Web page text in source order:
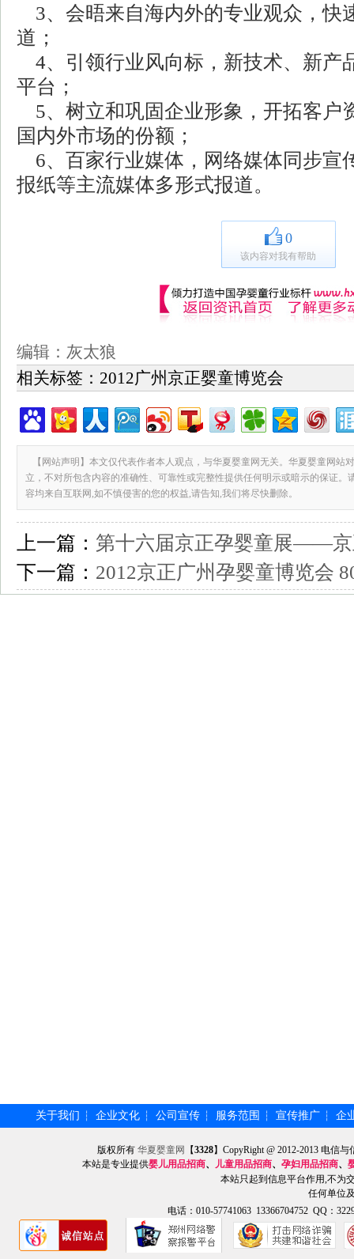
3、会晤来自海内外的专业观众，快
道；
4、引领行业风向标，新技术、新产
平台；
5、树立和巩固企业形象，开拓客户
国内外市场的份额；
6、百家行业媒体，网络媒体同步宣
报纸等主流媒体多形式报道。
0
该内容对我有帮助
编辑：灰太狼
相关标签： 2012广州京正婴童博览会
【网站声明】本文仅代表作者本人观点，与华夏婴童网无关。华夏婴童网站
立，不对所包含内容的准确性、可靠性或完整性提供任何明示或暗示的保证。
容均来自互联网,如不慎侵害的您的权益,请告知,我们将尽快删除。
上一篇： 第十六届京正孕婴童展——京
下一篇： 2012京正广州孕婴童博览会
关于我们 ┆ 企业文化 ┆ 公司宣传 ┆ 服务范围 ┆ 宣传推广 ┆ 企
版权所有华夏婴童网 【3328】CopyRight @ 2012-2013 电信
本站是专业提供婴儿用品招商、 儿童用品招商、 孕妇用品招商、
本站只起到信息平台作用,不为
任何单位
电话：010-57741063 13366704752 QQ：